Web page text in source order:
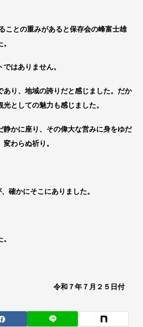
ことの重みがあると保存会の峰富士雄
はありません。
あり、地域の誇りだと感じました。だか
としての魅力も感じました。
静かに座り、その偉大な営みに身をゆだ
わらぬ祈り。
確かにそこにありました。
７月２５日付